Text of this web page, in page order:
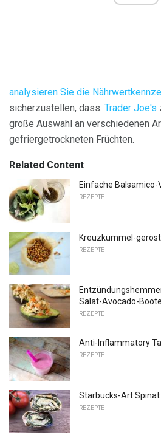
analysieren Sie die
sicherzustellen, dass. Trader Joe's
große Auswahl an verschiedenen
gefriergetrockneten Früchten.
Related Content
Einfache
REZEPTE
Kreuzkümmel-
REZEPTE
Salat-Avocado-Boote
REZEPTE
Anti-Inflammatory
REZEPTE
Starbucks-Art Spinat
REZEPTE